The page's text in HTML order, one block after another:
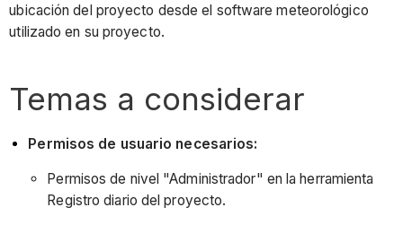
ubicación del proyecto desde el software meteorológico
utilizado en su proyecto.
Temas a considerar
Permisos de usuario necesarios:
Permisos de nivel "Administrador" en la herramienta
Registro diario del proyecto.